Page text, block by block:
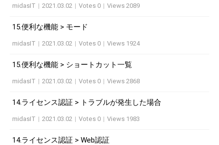
midasIT | 2021.03.02 | Votes 0 | Views 2089
15.便利な機能 > モード
midasIT | 2021.03.02 | Votes 0 | Views 1924
15.便利な機能 > ショートカット一覧
midasIT | 2021.03.02 | Votes 0 | Views 2868
14.ライセンス認証 > トラブルが発生した場合
midasIT | 2021.03.02 | Votes 0 | Views 1983
14.ライセンス認証 > Web認証